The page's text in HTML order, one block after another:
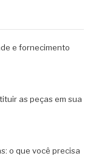
e fornecimento
as peças em sua
o que você precisa